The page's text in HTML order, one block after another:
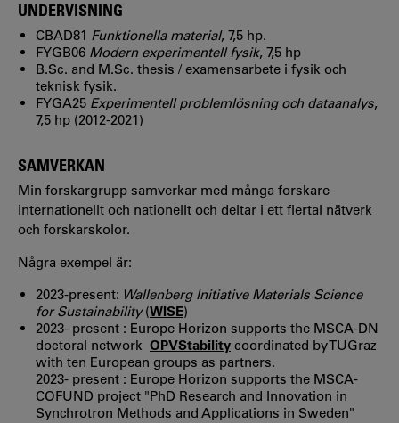
UNDERVISNING
CBAD81 Funktionella material, 7,5 hp.
FYGB06 Modern experimentell fysik, 7,5 hp
B.Sc. and M.Sc. thesis / examensarbete i fysik och
teknisk fysik.
FYGA25 Experimentell problemlösning och dataanalys,
7,5 hp (2012-2021)
SAMVERKAN
Min forskargrupp samverkar med många forskare
internationellt och nationellt och deltar i ett flertal nätverk
och forskarskolor.
Några exempel är:
2023-present: Wallenberg Initiative Materials Science
for Sustainability(WISE)
2023- present : Europe Horizon supports the MSCA-DN
doctoral network OPVStability coordinated by TUGraz
with ten European groups as partners.
2023- present : Europe Horizon supports the MSCA-
COFUND project "PhD Research and Innovation in
Synchrotron Methods and Applications in Sweden"